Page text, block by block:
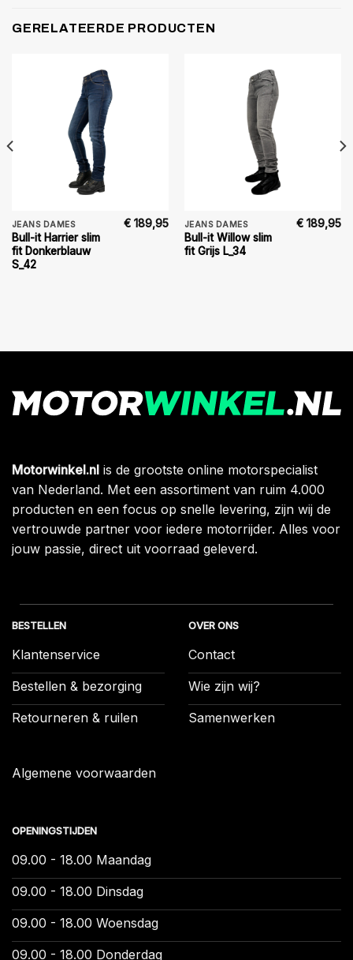
GERELATEERDE PRODUCTEN
JEANS DAMES
Bull-it Harrier slim
fit Donkerblauw
S_42
€ 189,95 JEANS DAMES
Bull-it Willow slim
fit Grijs L_34
€ 189,95
Motorwinkel.nl is de grootste online motorspecialist
van Nederland. Met een assortiment van ruim 4.000
producten en een focus op snelle levering, zijn wij de
vertrouwde partner voor iedere motorrijder. Alles voor
jouw passie, direct uit voorraad geleverd.
BESTELLEN
Klantenservice
Bestellen & bezorging
Retourneren & ruilen
Algemene voorwaarden
OVER ONS
Contact
Wie zijn wij?
Samenwerken
OPENINGSTIJDEN
09.00 - 18.00 Maandag
09.00 - 18.00 Dinsdag
09.00 - 18.00 Woensdag
09.00 - 18.00 Donderdag